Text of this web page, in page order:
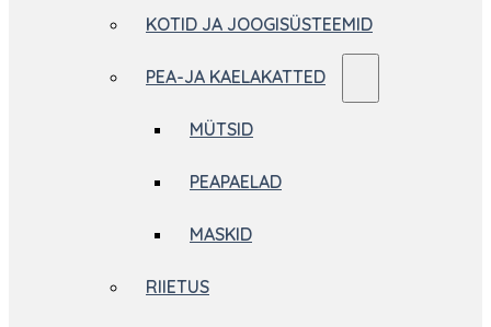
KOTID JA JOOGISÜSTEEMID
PEA-JA KAELAKATTED
MÜTSID
PEAPAELAD
MASKID
RIIETUS